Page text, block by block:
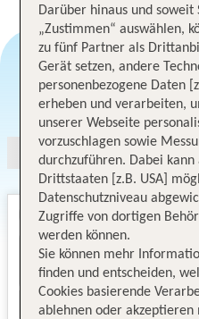
Darüber hinaus und soweit
„Zustimmen“ auswählen,
zu fünf Partner als
Gerät setzen, andere
personenbezogene Daten
erheben und verarbeiten,
unserer Webseite
vorzuschlagen sowie
durchzuführen. Dabei
Drittstaaten [z.B. USA]
Datenschutzniveau
Zugriffe von dortigen
werden können.
Sie können mehr
finden und entscheiden,
Cookies basierende
ablehnen oder